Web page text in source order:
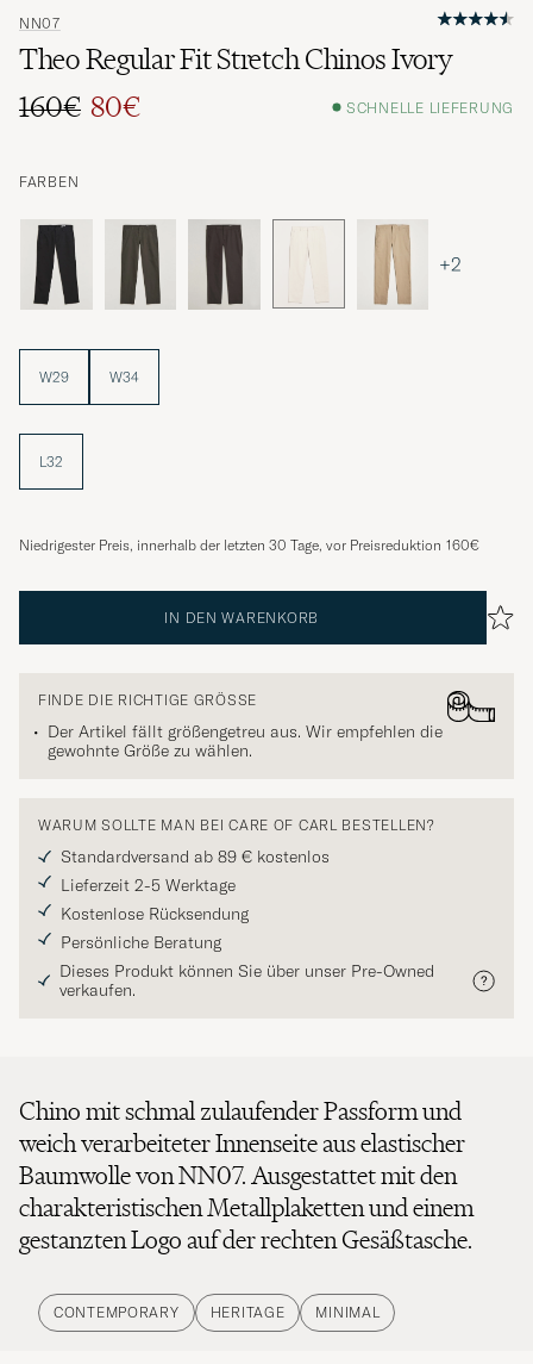
NN07
Theo Regular Fit Stretch Chinos Ivory
Regulärer Preis
160€
Reduzierter Preis
80€ SCHNELLE LIEFERUNG
FARBEN
+2
W29 W34
L32
Niedrigester Preis, innerhalb der letzten 30 Tage, vor Preisreduktion 160€
IN DEN WARENKORB
FINDE DIE RICHTIGE GRÖSSE
Der Artikel fällt größengetreu aus. Wir empfehlen die
gewohnte Größe zu wählen.
WARUM SOLLTE MAN BEI CARE OF CARL BESTELLEN?
Standardversand ab 89 € kostenlos
Lieferzeit 2-5 Werktage
Kostenlose Rücksendung
Persönliche Beratung
Dieses Produkt können Sie über unser Pre-Owned
verkaufen.
Chino mit schmal zulaufender Passform und
weich verarbeiteter Innenseite aus elastischer
Baumwolle von NN07. Ausgestattet mit den
charakteristischen Metallplaketten und einem
gestanzten Logo auf der rechten Gesäßtasche.
CONTEMPORARY HERITAGE MINIMAL